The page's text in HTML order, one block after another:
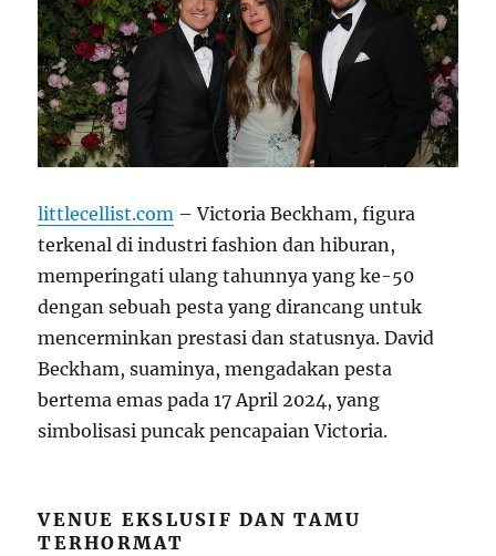
littlecellist.com – Victoria Beckham, figura
terkenal di industri fashion dan hiburan,
memperingati ulang tahunnya yang ke-50
dengan sebuah pesta yang dirancang untuk
mencerminkan prestasi dan statusnya. David
Beckham, suaminya, mengadakan pesta
bertema emas pada 17 April 2024, yang
simbolisasi puncak pencapaian Victoria.
VENUE EKSLUSIF DAN TAMU
TERHORMAT